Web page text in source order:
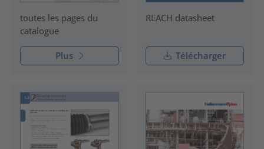
toutes les pages du
catalogue
Plus
REACH datasheet
Télécharger